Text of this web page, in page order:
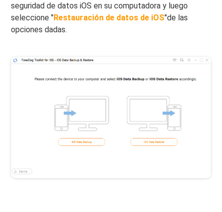
seguridad de datos iOS en su computadora y luego
seleccione "Restauración de datos de iOS"de las
opciones dadas.